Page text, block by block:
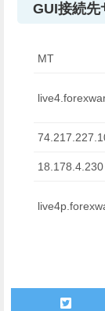
GUI接続先
MT
18.178.4.230